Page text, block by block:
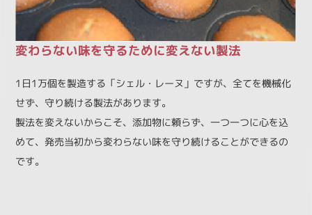
変わらない味を守るために変えない製法
1日1万個を製造する「シェル・レーヌ」ですが、全てを機械化
せず、守り続ける製法があります。
製法を変えないからこそ、添加物に頼らず、一つ一つに心を込
めて、発売当初から変わらない味を守り続けることができるの
です。